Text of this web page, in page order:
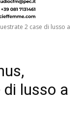
2 case di lusso a
lusso a